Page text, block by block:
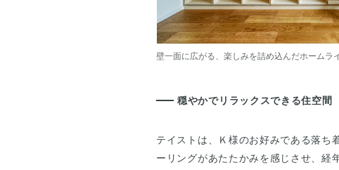
壁一面に広がる、楽しみを詰め込んだホームラ
穏やかでリラックスできる住空間
テイストは、Ｋ様のお好みである落ち
ーリングがあたたかみを感じさせ、経